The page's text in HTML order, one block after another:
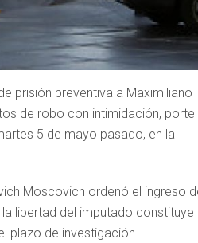
prisión preventiva a Maximiliano
de robo con intimidación, porte
5 de mayo pasado, en la
Moscovich ordenó el ingreso
libertad del imputado constituye
plazo de investigación.